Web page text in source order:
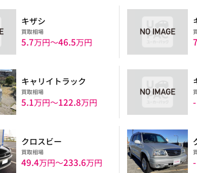
キザシ
買取相場
5.7万円〜46.5万円
キャリイトラック
買取相場
5.1万円〜122.8万円
クロスビー
買取相場
49.4万円〜233.6万円